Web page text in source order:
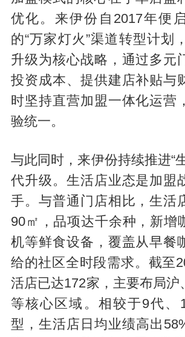
优化。来伊份自2017年便
的“万家灯火”渠道转型计划
升级为核心战略，通过多元
投资成本、提供建店补贴与
时坚持直营加盟一体化运营
验统一。
与此同时，来伊份持续推进“
代升级。生活店业态是加盟
手。与普通门店相比，生活
90㎡，品项达千余种，新增
机等鲜食设备，覆盖从早餐
给的社区全时段需求。截至
活店已达172家，主要布局沪
等核心区域。相较于9代、
型，生活店日均业绩高出